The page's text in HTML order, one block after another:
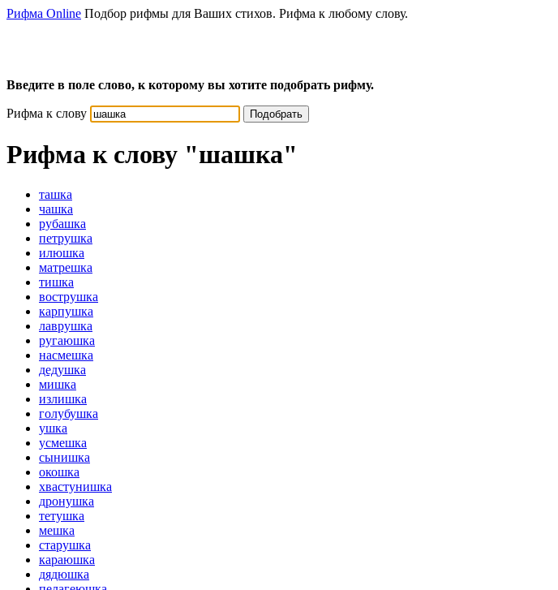
Рифма Online Подбор рифмы для Ваших стихов. Рифма к любому слову.
Введите в поле слово, к которому вы хотите подобрать рифму.
Рифма к слову Подобрать
Рифма к слову "шашка"
ташка
чашка
рубашка
петрушка
илюшка
матрешка
тишка
вострушка
карпушка
лаврушка
ругаюшка
насмешка
дедушка
мишка
излишка
голубушка
ушка
усмешка
сынишка
окошка
хвастунишка
дронушка
тетушка
мешка
старушка
караюшка
дядюшка